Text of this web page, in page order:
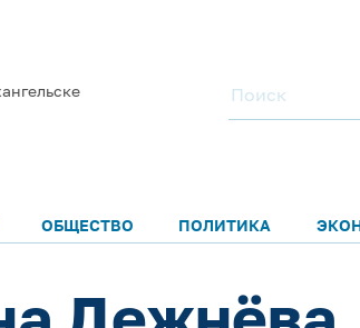
ОБЩЕСТВО ПОЛИТИКА